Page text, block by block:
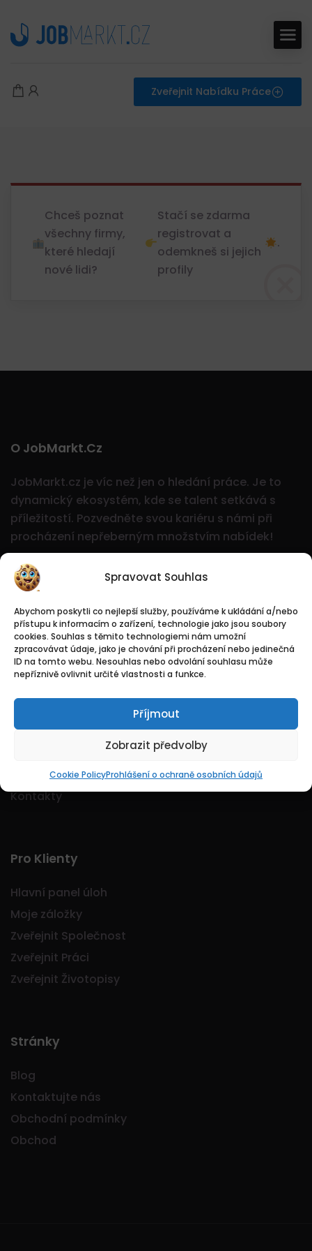
Spravovat Souhlas
Abychom poskytli co nejlepší služby, používáme k ukládání a/nebo
přístupu k informacím o zařízení, technologie jako jsou soubory
cookies. Souhlas s těmito technologiemi nám umožní
zpracovávat údaje, jako je chování při procházení nebo jedinečná
ID na tomto webu. Nesouhlas nebo odvolání souhlasu může
nepříznivě ovlivnit určité vlastnosti a funkce.
Příjmout
Zobrazit předvolby
Cookie PolicyProhlášení o ochraně osobních údajů
Zveřejnit Nabídku Práce
Chceš poznat
všechny firmy,
které hledají
nové lidi?
Stačí se zdarma
registrovat a
odemkneš si jejich
profily
.
O JobMarkt.cz
JobMarkt.cz je víc než jen o hledání práce. Je to
dynamický ekosystém, kde se talent setkává s
příležitostí. Pozvedněte svou kariéru s námi při
procházení nepřeberným množstvím nabídek!
Logo Jobmarkt.cz ® je registrovaná ochranná
známka.
Kontakty
Pro Klienty
Hlavní panel úloh
Moje záložky
Zveřejnit Společnost
Zveřejnit Práci
Zveřejnit Životopisy
Stránky
Blog
Kontaktujte nás
Obchodní podmínky
Obchod